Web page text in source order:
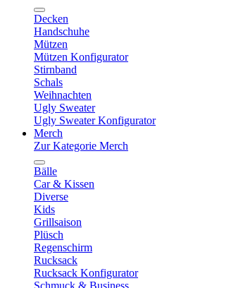
Decken
Handschuhe
Mützen
Mützen Konfigurator
Stirnband
Schals
Weihnachten
Ugly Sweater
Ugly Sweater Konfigurator
Merch
Zur Kategorie Merch
Bälle
Car & Kissen
Diverse
Kids
Grillsaison
Plüsch
Regenschirm
Rucksack
Rucksack Konfigurator
Schmuck & Business